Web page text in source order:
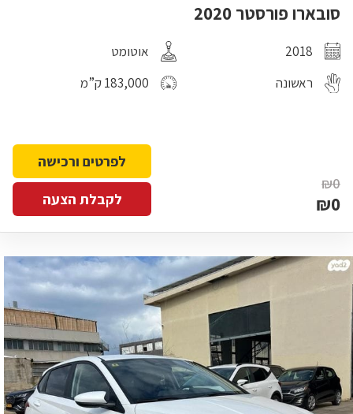
סובארו פורסטר 2020
2018
אוטומט
ראשונה
183,000 ק”מ
₪0
₪0
לפרטים ורכישה
לקבלת הצעה